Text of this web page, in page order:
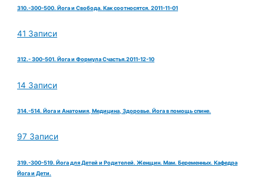
310.-300-500. Йога и Свобода. Как соотносятся. 2011-11-01
41 Записи
312.- 300-501. Йога и Формула Счастья.2011-12-10
14 Записи
314.-514. Йога и Анатомия, Медицина, Здоровье. Йога в помощь спине.
97 Записи
319.-300-519. Йога для Детей и Родителей. Женщин. Мам. Беременных. Кафедра
Йога и Дети.